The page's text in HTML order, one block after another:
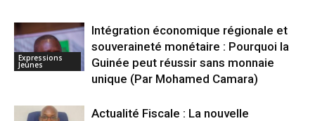
Expressions
Jeunes
Intégration économique régionale et
souveraineté monétaire : Pourquoi la
Guinée peut réussir sans monnaie
unique (Par Mohamed Camara)
Actualité Fiscale : La nouvelle